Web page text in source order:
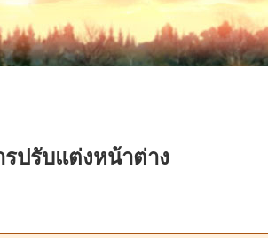
ปรับแต่งหน้าต่าง